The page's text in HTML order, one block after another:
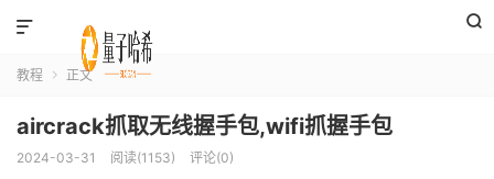


教程  正文
aircrack抓取无线握手包,wifi抓握手包
2024-03-31 阅读(1153) 评论(0)